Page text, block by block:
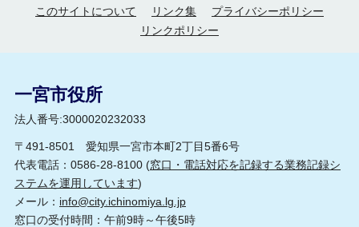
このサイトについて リンク集
プライバシーポリシー
リンクポリシー
一宮市役所
法人番号:3000020232033
〒491-8501 愛知県一宮市本町2丁目5番6号
代表電話：0586-28-8100 (窓口・電話対応を記録する業務記録シ
ステムを運用しています)
メール： info@city.ichinomiya.lg.jp
窓口の受付時間：午前9時～午後5時